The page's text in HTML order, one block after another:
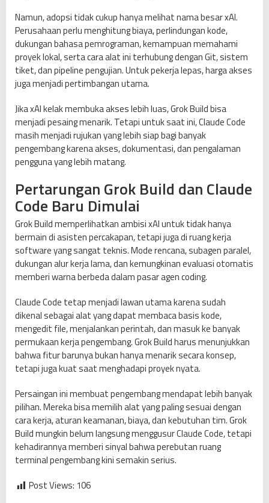
Namun, adopsi tidak cukup hanya melihat nama besar xAI.
Perusahaan perlu menghitung biaya, perlindungan kode,
dukungan bahasa pemrograman, kemampuan memahami
proyek lokal, serta cara alat ini terhubung dengan Git, sistem
tiket, dan pipeline pengujian. Untuk pekerja lepas, harga akses
juga menjadi pertimbangan utama.
Jika xAI kelak membuka akses lebih luas, Grok Build bisa
menjadi pesaing menarik. Tetapi untuk saat ini, Claude Code
masih menjadi rujukan yang lebih siap bagi banyak
pengembang karena akses, dokumentasi, dan pengalaman
pengguna yang lebih matang.
Pertarungan Grok Build dan Claude
Code Baru Dimulai
Grok Build memperlihatkan ambisi xAI untuk tidak hanya
bermain di asisten percakapan, tetapi juga di ruang kerja
software yang sangat teknis. Mode rencana, subagen paralel,
dukungan alur kerja lama, dan kemungkinan evaluasi otomatis
memberi warna berbeda dalam pasar agen coding.
Claude Code tetap menjadi lawan utama karena sudah
dikenal sebagai alat yang dapat membaca basis kode,
mengedit file, menjalankan perintah, dan masuk ke banyak
permukaan kerja pengembang. Grok Build harus menunjukkan
bahwa fitur barunya bukan hanya menarik secara konsep,
tetapi juga kuat saat menghadapi proyek nyata.
Persaingan ini membuat pengembang mendapat lebih banyak
pilihan. Mereka bisa memilih alat yang paling sesuai dengan
cara kerja, aturan keamanan, biaya, dan kebutuhan tim. Grok
Build mungkin belum langsung menggusur Claude Code, tetapi
kehadirannya memberi sinyal bahwa perebutan ruang
terminal pengembang kini semakin serius.
Post Views: 106